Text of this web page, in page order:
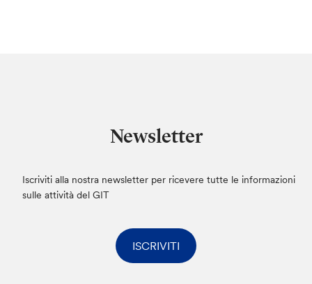
Newsletter
Iscriviti alla nostra newsletter per ricevere tutte le informazioni
sulle attività del GIT
ISCRIVITI